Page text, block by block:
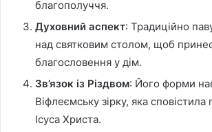
благополуччя.
Духовний аспект: Традиційно
над святковим столом, щоб
благословення у дім.
Зв’язок із Різдвом: Його форми
Віфлеємську зірку, яка
Ісуса Христа.